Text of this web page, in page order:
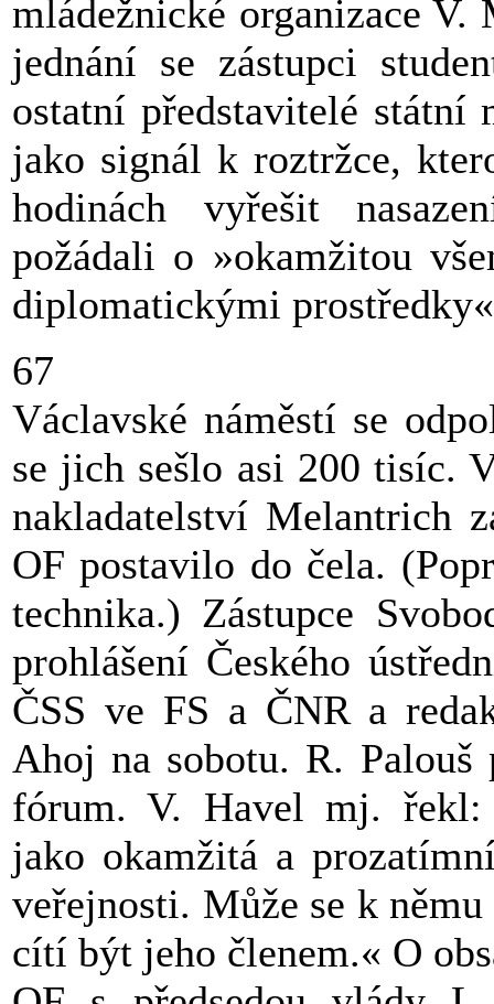
mládežnické organizace
jednání se zástupci
ostatní představitelé
jako signál k roztržce,
hodinách vyřešit
požádali o »okamžitou
diplomatickými
67
Václavské náměstí se
se jich sešlo asi 200 tisíc.
nakladatelství Melantrich
OF postavilo do čela.
technika.) Zástupce
prohlášení Českého
ČSS ve FS a ČNR a
Ahoj na sobotu. R. Palouš
fórum. V. Havel mj. řekl:
jako okamžitá a
veřejnosti. Může se k
cítí být jeho členem.« O